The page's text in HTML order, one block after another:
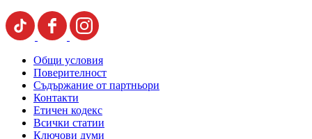
Общи условия
Поверителност
Съдържание от партньори
Контакти
Етичен кодекс
Всички статии
Ключови думи